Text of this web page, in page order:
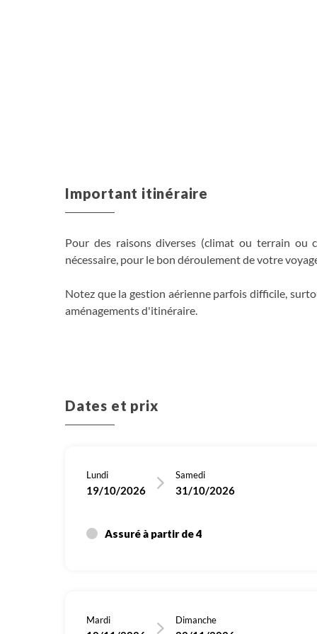
Important itinéraire
Pour des raisons diverses (climat ou terrain ou
nécessaire, pour le bon déroulement de votre
Notez que la gestion aérienne parfois difficile,
aménagements d'itinéraire.
Dates et prix
Lundi
19/10/2026
Samedi
31/10/2026
Assuré à partir de 4
Mardi Dimanche